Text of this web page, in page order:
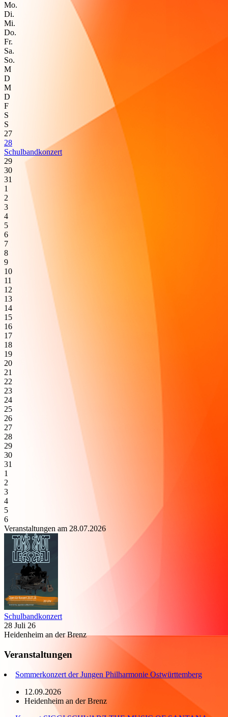
Mo.
Di.
Mi.
Do.
Fr.
Sa.
So.
M
D
M
D
F
S
S
27
28
Schulbandkonzert
29
30
31
1
2
3
4
5
6
7
8
9
10
11
12
13
14
15
16
17
18
19
20
21
22
23
24
25
26
27
28
29
30
31
1
2
3
4
5
6
Veranstaltungen am 28.07.2026
Schulbandkonzert
28 Juli 26
Heidenheim an der Brenz
Veranstaltungen
Sommerkonzert der Jungen Philharmonie Ostwürttemberg
12.09.2026
Heidenheim an der Brenz